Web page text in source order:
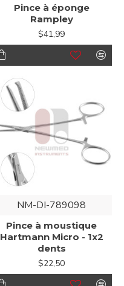
Pince à éponge
Rampley
$41,99
NM-DI-789098
Pince à moustique
Hartmann Micro - 1x2
dents
$22,50